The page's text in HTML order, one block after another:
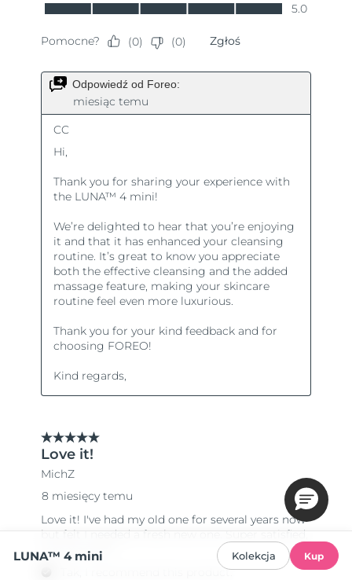
LUNA™ 4 mini Kolekcja Kup